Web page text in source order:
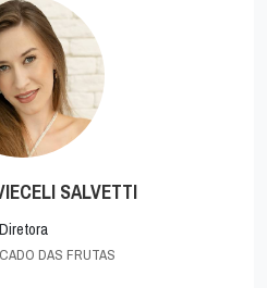
SALVETTI
Diretora
DAS FRUTAS